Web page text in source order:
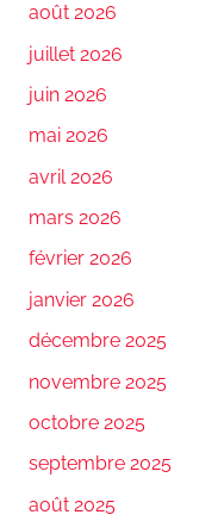
août 2026
juillet 2026
juin 2026
mai 2026
avril 2026
mars 2026
février 2026
janvier 2026
décembre 2025
novembre 2025
octobre 2025
septembre 2025
août 2025